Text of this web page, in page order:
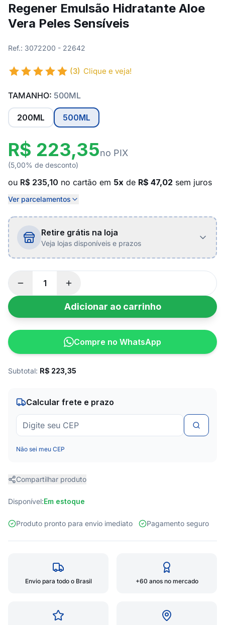
Regener Emulsão Hidratante Aloe
Vera Peles Sensíveis
Ref.: 3072200 - 22642
(3) Clique e veja!
TAMANHO: 500ML
200ML 500ML
R$ 223,35no PIX
(5,00% de desconto)
ou R$ 235,10 no cartão em 5x de R$ 47,02 sem juros
Ver parcelamentos
Retire grátis na loja
Veja lojas disponíveis e prazos
Adicionar ao carrinho
Compre no WhatsApp
Subtotal: R$ 223,35
Calcular frete e prazo
Não sei meu CEP
Compartilhar produto
Disponível:Em estoque
Produto pronto para envio imediato Pagamento seguro
Envio para todo o Brasil +60 anos no mercado